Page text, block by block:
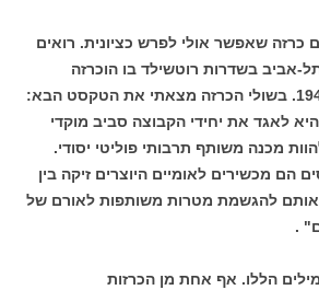
כרזה שאפשר אולי לפרש כציונית. רואים
אביב בשדרות רוטשילד בו הוכרזה
המדינה ב-14 במאי 1948. בשולי הכרזה מצאתי את הטקסט הבא:
לאגד את יחידי הקבוצה סביב מוקדי
מכנה משותף תרבותי פוליטי יסודי.
הם מכשירים לאומיים היוצרים זיקה בין
אותם להגשמת מטרות משותפות לאורם של
.
הללו. אף אחת מן הכרזות